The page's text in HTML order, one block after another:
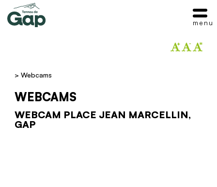
> Webcams
WEBCAMS
WEBCAM PLACE JEAN MARCELLIN,
GAP
menu